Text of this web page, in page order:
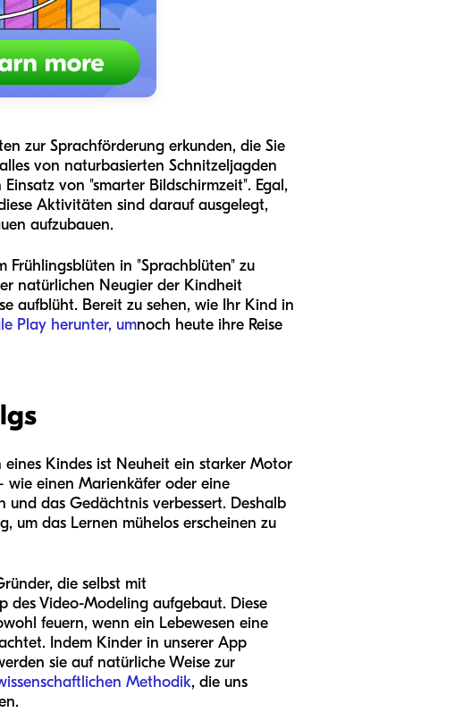
zur Sprachförderung erkunden, die Sie
von naturbasierten Schnitzeljagden
von "smarter Bildschirmzeit". Egal,
Aktivitäten sind darauf ausgelegt,
aufzubauen.
Frühlingsblüten in "Sprachblüten" zu
natürlichen Neugier der Kindheit
aufblüht. Bereit zu sehen, wie Ihr Kind in
Play herunter, umnoch heute ihre Reise
eines Kindes ist Neuheit ein starker Motor
wie einen Marienkäfer oder eine
das Gedächtnis verbessert. Deshalb
um das Lernen mühelos erscheinen zu
die selbst mit
des Video-Modeling aufgebaut. Diese
feuern, wenn ein Lebewesen eine
Indem Kinder in unserer App
sie auf natürliche Weise zur
Methodik, die uns